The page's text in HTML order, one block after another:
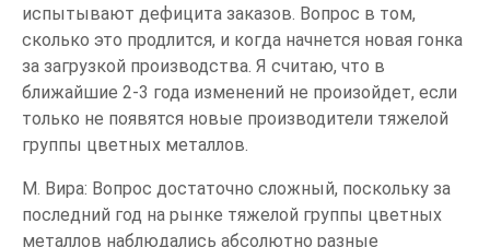
испытывают дефицита заказов. Вопрос в том,
сколько это продлится, и когда начнется новая гонка
за загрузкой производства. Я считаю, что в
ближайшие 2-3 года изменений не произойдет, если
только не появятся новые производители тяжелой
группы цветных металлов.
М. Вира: Вопрос достаточно сложный, поскольку за
последний год на рынке тяжелой группы цветных
металлов наблюдались абсолютно разные